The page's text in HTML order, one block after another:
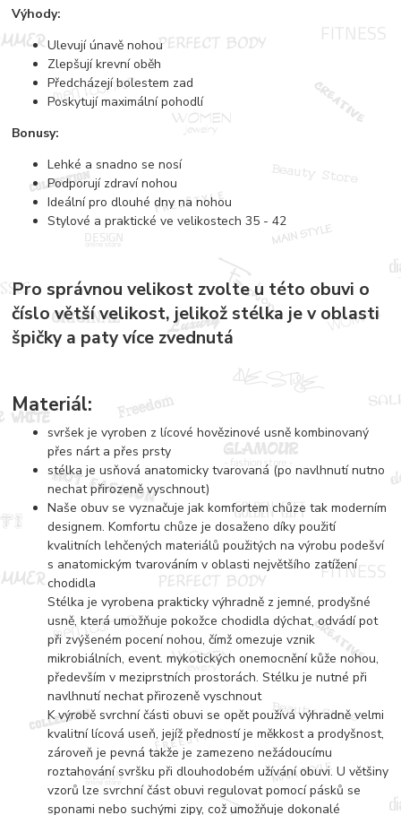
Výhody:
Ulevují únavě nohou
Zlepšují krevní oběh
Předcházejí bolestem zad
Poskytují maximální pohodlí
Bonusy:
Lehké a snadno se nosí
Podporují zdraví nohou
Ideální pro dlouhé dny na nohou
Stylové a praktické ve velikostech 35 - 42
Pro správnou velikost zvolte u této obuvi o
číslo větší velikost, jelikož stélka je v oblasti
špičky a paty více zvednutá
Materiál:
svršek je vyroben z lícové hovězinové usně kombinovaný
přes nárt a přes prsty
stélka je usňová anatomicky tvarovaná (po navlhnutí nutno
nechat přirozeně vyschnout)
Naše obuv se vyznačuje jak komfortem chůze tak moderním
designem. Komfortu chůze je dosaženo díky použití
kvalitních lehčených materiálů použitých na výrobu podešví
s anatomickým tvarováním v oblasti největšího zatížení
chodidla
Stélka je vyrobena prakticky výhradně z jemné, prodyšné
usně, která umožňuje pokožce chodidla dýchat, odvádí pot
při zvýšeném pocení nohou, čímž omezuje vznik
mikrobiálních, event. mykotických onemocnění kůže nohou,
především v meziprstních prostorách. Stélku je nutné při
navlhnutí nechat přirozeně vyschnout
K výrobě svrchní části obuvi se opět používá výhradně velmi
kvalitní lícová useň, jejíž předností je měkkost a prodyšnost,
zároveň je pevná takže je zamezeno nežádoucímu
roztahování svršku při dlouhodobém užívání obuvi. U většiny
vzorů lze svrchní část obuvi regulovat pomocí pásků se
sponami nebo suchými zipy, což umožňuje dokonalé